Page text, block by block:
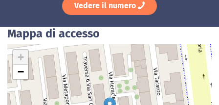
Vedere il numero
Mappa di accesso
+
−